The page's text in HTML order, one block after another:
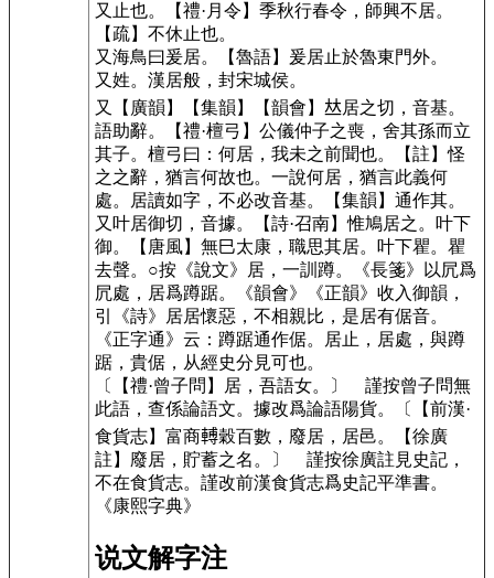
又止也。
【禮·月令】 季秋行春令，師興不居。
【疏】 不休止也。
又海鳥曰爰居。
【魯語】 爰居止於魯東門外。
又姓。漢居般，封宋城侯。
又
【廣韻】 【集韻】 【韻會】 𠀤居之切 ，音基。
語助辭。
【禮·檀弓】 公儀仲子之喪，舍其孫而立
其子。檀弓曰：何居，我未之前聞也。
【註】怪
之之辭，猶言何故也。一說何居，猶言此義何
處。居讀如字，不必改音基。
【集韻】 通作其。
又叶居御切 ，音據。 【詩·召南】惟鳩居之。叶下
御。
【唐風】 無巳太康，職思其居。叶下瞿。瞿
去聲。○按《說文》居，一訓蹲。《長箋》以凥爲
凥處，居爲蹲踞。《韻會》《正韻》收入御韻，
引《詩》居居懷惡，不相親比，是居有倨音。
《正字通》云：蹲踞通作倨。居止，居處，與蹲
踞，貴倨，从經史分見可也。
〔【禮·曾子問】居，吾語女。〕
謹按曾子問無
此語，查係論語文。據改爲論語陽貨。
〔【前漢·
食貨志】富商𨍭穀百數，廢居，居邑。【徐廣
註】廢居，貯蓄之名。〕
謹按徐廣註見史記，
不在食貨志。謹改前漢食貨志爲史記平準書。
《康熙字典》
说文解字注